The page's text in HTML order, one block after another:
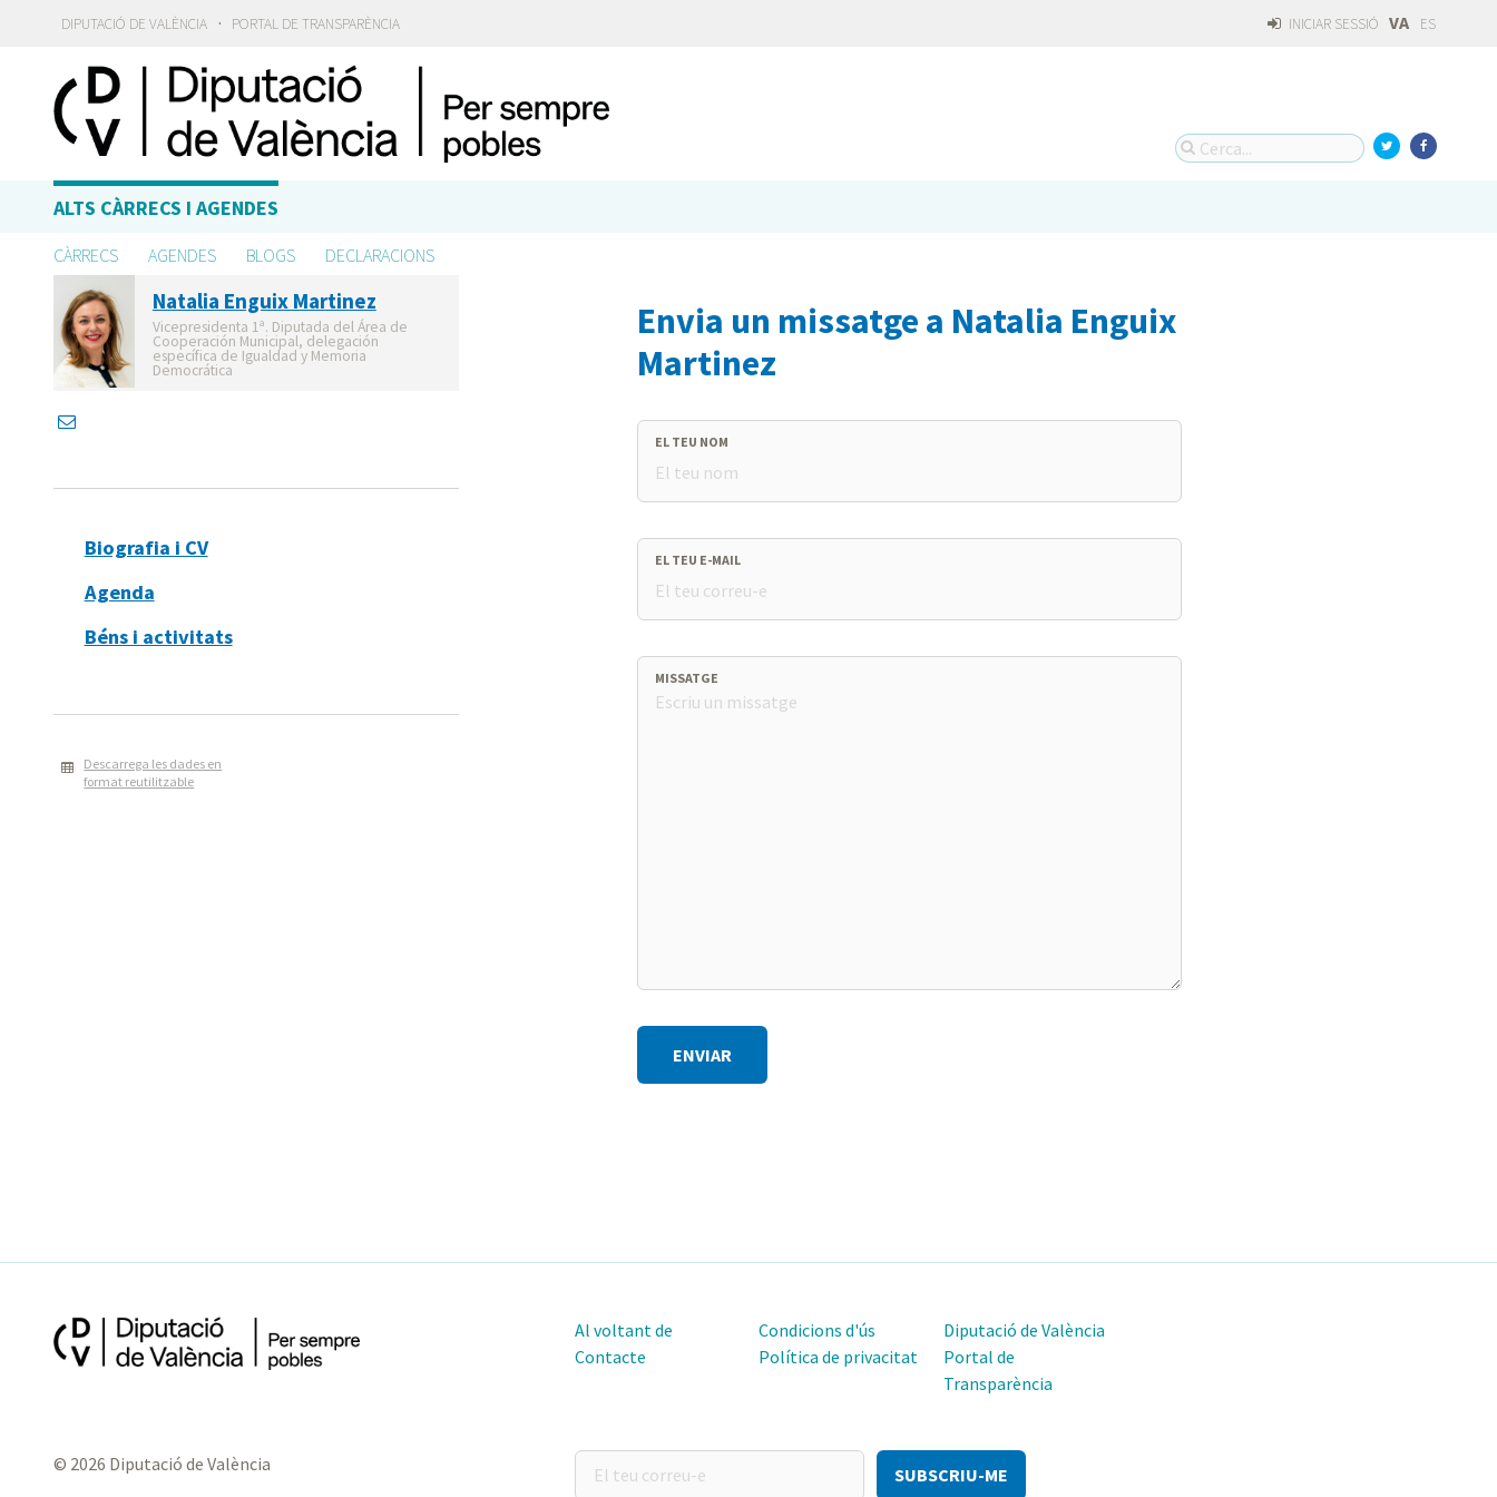
DIPUTACIÓ DE VALÈNCIA · PORTAL DE TRANSPARÈNCIA INICIAR SESSIÓ VA ES
ALTS CÀRRECS I AGENDES
CÀRRECS AGENDES BLOGS DECLARACIONS
Natalia Enguix Martinez
Vicepresidenta 1ª. Diputada del Área de
Cooperación Municipal, delegación
específica de Igualdad y Memoria
Democrática
Biografia i CV
Agenda
Béns i activitats
Descarrega les dades en
format reutilitzable
Envia un missatge a Natalia Enguix
Martinez
EL TEU NOM
EL TEU E-MAIL
MISSATGE
Si
Al voltant de
Contacte
Condicions d'ús
Política de privacitat
Diputació de València
Portal de
Transparència
© 2026 Diputació de València
El
teu